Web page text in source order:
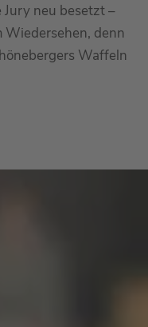
Jury neu besetzt –
Wiedersehen, denn
Waffeln